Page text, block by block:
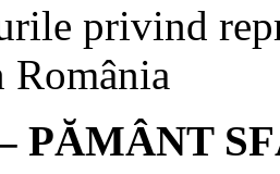
privind
PĂMÂNT